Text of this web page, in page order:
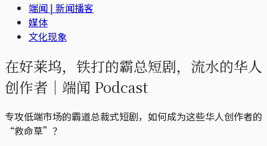
端闻 | 新闻播客
媒体
文化现象
在好莱坞，铁打的霸总短剧，流水的华人
创作者｜端闻 Podcast
专攻低端市场的霸道总裁式短剧，如何成为这些华人创作者的
“救命草”？